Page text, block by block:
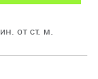
от ст. м.